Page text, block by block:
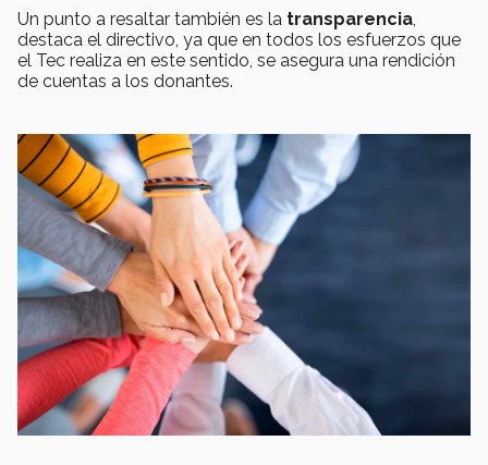
Un punto a resaltar también es la transparencia,
destaca el directivo, ya que en todos los esfuerzos que
el Tec realiza en este sentido, se asegura una rendición
de cuentas a los donantes.